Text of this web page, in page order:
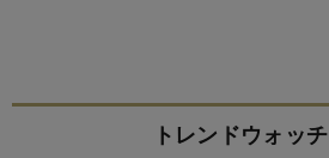
トレンドウォッチ